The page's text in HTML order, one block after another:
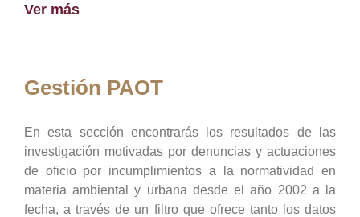
Ver más
Gestión PAOT
En esta sección encontrarás los resultados de las
investigación motivadas por denuncias y actuaciones
de oficio por incumplimientos a la normatividad en
materia ambiental y urbana desde el año 2002 a la
fecha, a través de un filtro que ofrece tanto los datos